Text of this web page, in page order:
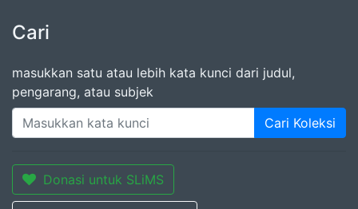
Cari
masukkan satu atau lebih kata kunci dari judul,
pengarang, atau subjek
Cari Koleksi
Donasi untuk SLiMS